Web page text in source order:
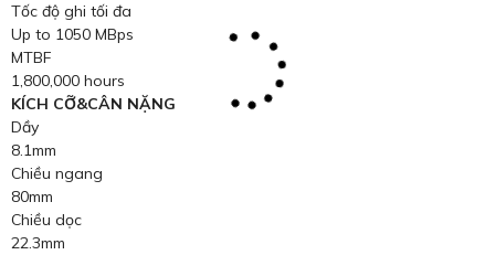
Tốc độ ghi tối đa
Up to 1050 MBps
MTBF
1,800,000 hours
KÍCH CỠ&CÂN NẶNG
Dầy
8.1mm
Chiều ngang
80mm
Chiều dọc
22.3mm